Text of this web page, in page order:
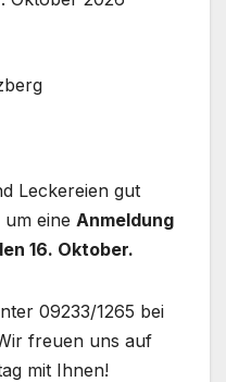
Leckereien gut
eine Anmeldung
16. Oktober.
09233/1265 bei
freuen uns auf
mit Ihnen!